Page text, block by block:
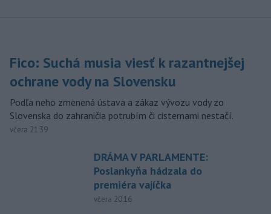
Fico: Suchá musia viesť k razantnejšej
ochrane vody na Slovensku
Podľa neho zmenená ústava a zákaz vývozu vody zo
Slovenska do zahraničia potrubím či cisternami nestačí.
včera 21:39
DRÁMA V PARLAMENTE:
Poslankyňa hádzala do
premiéra vajíčka
včera 20:16